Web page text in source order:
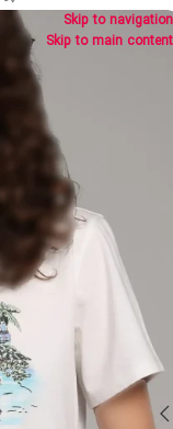
Skip to navigation
Skip to main content